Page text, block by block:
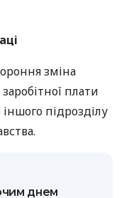
зміна
плати
підрозділу
днем